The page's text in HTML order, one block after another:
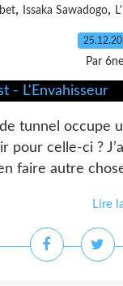
, Issaka Sawadogo,
Par
tunnel
pour celle-ci ?
faire autre
Lire